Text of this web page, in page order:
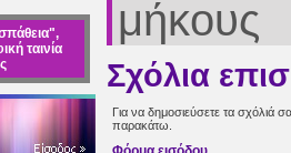
ταινία
μήκους
Σχόλια
Για να δημοσιεύσετε τα σχόλιά
παρακάτω.